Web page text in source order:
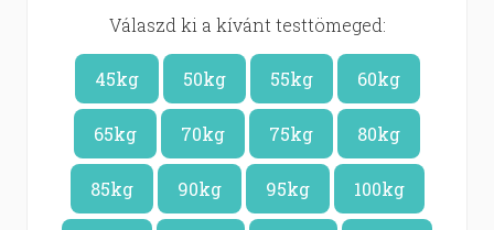
Válaszd ki a kívánt testtömeged:
45kg 50kg 55kg 60kg
65kg 70kg 75kg 80kg
85kg 90kg 95kg 100kg